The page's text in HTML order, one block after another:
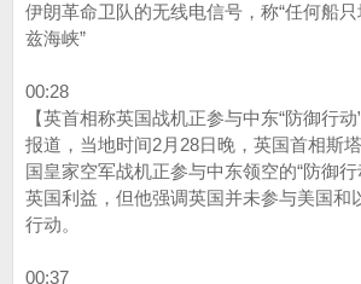
伊朗革命卫队的无线电信号，称“任何船
兹海峡”
00:28
【英首相称英国战机正参与中东“防御行
报道，当地时间2月28日晚，英国首相斯
国皇家空军战机正参与中东领空的“防御行
英国利益，但他强调英国并未参与美国和
行动。
00:37